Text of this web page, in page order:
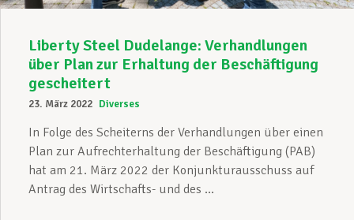
Liberty Steel Dudelange: Verhandlungen
über Plan zur Erhaltung der Beschäftigung
gescheitert
23. März 2022 Diverses
In Folge des Scheiterns der Verhandlungen über einen
Plan zur Aufrechterhaltung der Beschäftigung (PAB)
hat am 21. März 2022 der Konjunkturausschuss auf
Antrag des Wirtschafts- und des ...